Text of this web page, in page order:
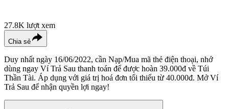
27.8K lượt xem
Chia sẻ
Duy nhất ngày 16/06/2022, cần Nạp/Mua mã thẻ điện thoại, nhớ
dùng ngay Ví Trả Sau thanh toán để được hoàn 39.000đ về Túi
Thần Tài. Áp dụng với giá trị hoá đơn tối thiểu từ 40.000đ. Mở Ví
Trả Sau để nhận quyền lợi ngay!